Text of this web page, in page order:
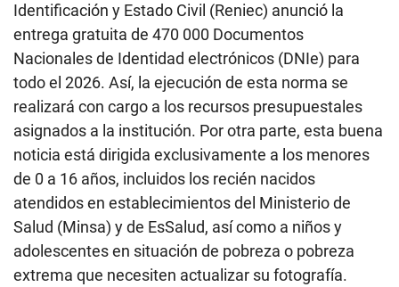
Identificación y Estado Civil (Reniec) anunció la
entrega gratuita de 470 000 Documentos
Nacionales de Identidad electrónicos (DNIe) para
todo el 2026. Así, la ejecución de esta norma se
realizará con cargo a los recursos presupuestales
asignados a la institución. Por otra parte, esta buena
noticia está dirigida exclusivamente a los menores
de 0 a 16 años, incluidos los recién nacidos
atendidos en establecimientos del Ministerio de
Salud (Minsa) y de EsSalud, así como a niños y
adolescentes en situación de pobreza o pobreza
extrema que necesiten actualizar su fotografía.